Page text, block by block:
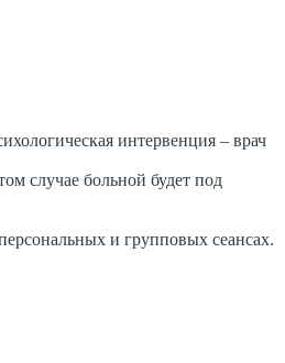
интервенция – врач
случае больной будет под
и групповых сеансах.